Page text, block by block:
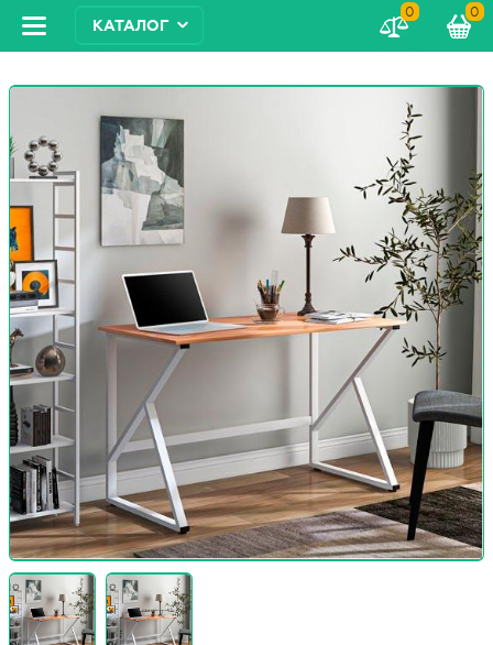
КАТАЛОГ
0 0